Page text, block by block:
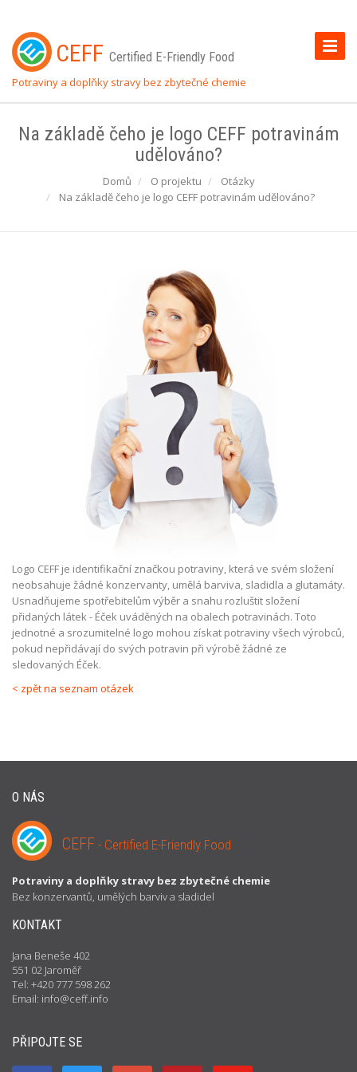
Toggle
CEFF Certified E-Friendly Food
Potraviny a doplňky stravy bez zbytečné chemie
Na základě čeho je logo CEFF potravinám
udělováno?
Domů O projektu
Otázky
Na základě čeho je logo CEFF potravinám udělováno?
Logo CEFF je identifikační značkou potraviny, která ve svém složení
neobsahuje žádné konzervanty, umělá barviva, sladidla a glutamáty.
Usnadňujeme spotřebitelům výběr a snahu rozluštit složení
přidaných látek - Éček uváděných na obalech potravinách. Toto
jednotné a srozumitelné logo mohou získat potraviny všech výrobců,
pokud nepřidávají do svých potravin při výrobě žádné ze
sledovaných Éček.
< zpět na seznam otázek
O NÁS
CEFF - Certified E-Friendly Food
Potraviny a doplňky stravy bez zbytečné chemie
Bez konzervantů, umělých barviv a sladidel
KONTAKT
Jana Beneše 402
551 02 Jaroměř
Tel: +420 777 598 262
Email: info@ceff.info
PŘIPOJTE SE